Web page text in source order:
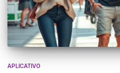
APLICATIVO